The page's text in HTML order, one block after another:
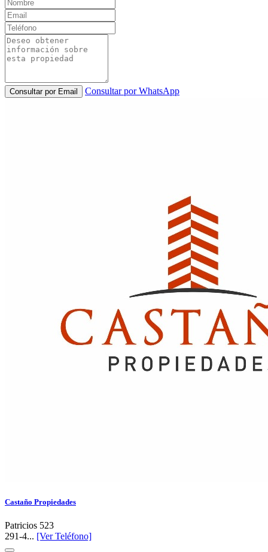
Consultar por Email Consultar por WhatsApp
Castaño Propiedades
Patricios 523
291-4... [Ver Teléfono]